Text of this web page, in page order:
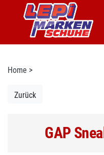
Home >
Zurück
GAP